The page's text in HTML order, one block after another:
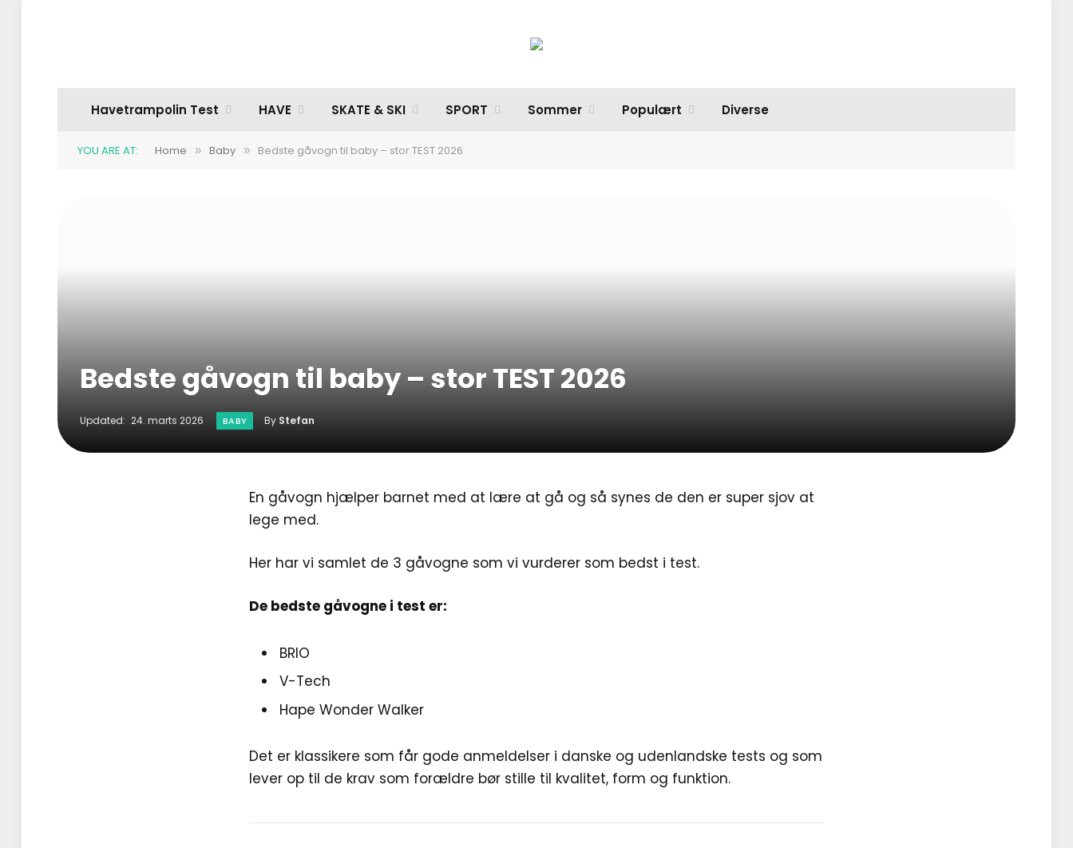
Havetrampolin Test HAVE SKATE & SKI SPORT Sommer Populært Diverse
YOU ARE AT: Home » Baby » Bedste gåvogn til baby – stor TEST 2026
Bedste gåvogn til baby – stor TEST 2026
Updated: 24. marts 2026 BABY By Stefan
En gåvogn hjælper barnet med at lære at gå og så synes de den er super sjov at
lege med.
Her har vi samlet de 3 gåvogne som vi vurderer som bedst i test.
De bedste gåvogne i test er:
BRIO
V-Tech
Hape Wonder Walker
Det er klassikere som får gode anmeldelser i danske og udenlandske tests og som
lever op til de krav som forældre bør stille til kvalitet, form og funktion.